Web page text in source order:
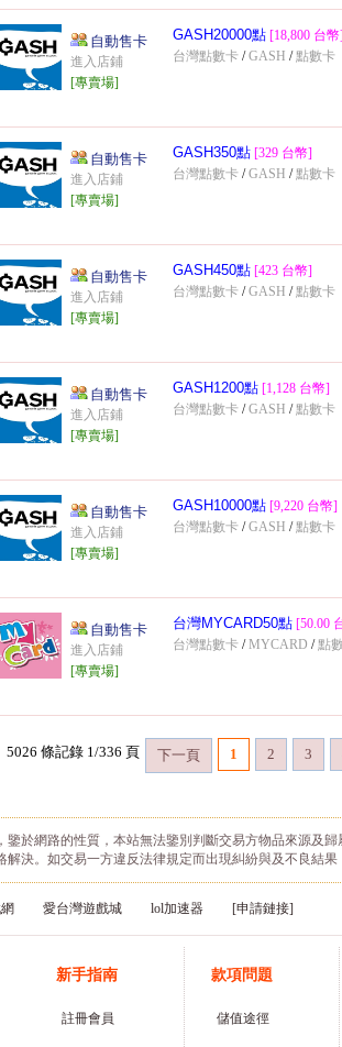
自動售卡
進入店鋪
[專賣場]
GASH20000點 [18,800 台幣]
台灣點數卡 /GASH /點數卡
自動售卡
進入店鋪
[專賣場]
GASH350點 [329 台幣]
台灣點數卡 /GASH /點數卡
自動售卡
進入店鋪
[專賣場]
GASH450點 [423 台幣]
台灣點數卡 /GASH /點數卡
自動售卡
進入店鋪
[專賣場]
GASH1200點 [1,128 台幣]
台灣點數卡 /GASH /點數卡
自動售卡
進入店鋪
[專賣場]
GASH10000點 [9,220 台幣]
台灣點數卡 /GASH /點數卡
自動售卡
進入店鋪
[專賣場]
台灣MYCARD50點 [50.00
台灣點數卡 /MYCARD /點
5026 條記錄 1/336 頁 下一頁 1 2 3
鑒於網路的性質，本站無法鑒別判斷交易方物品來源及
決。如交易一方違反法律規定而出現糾紛與及不良結
愛台灣遊戲城 lol加速器 [申請鏈接]
新手指南
註冊會員
款項問題
儲值途徑